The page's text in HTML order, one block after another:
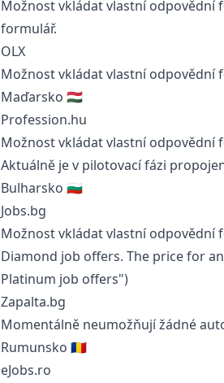
Možnost vkládat vlastní odpovědní
formulář.
OLX
Možnost vkládat vlastní odpovědní
Maďarsko 🇭🇺
Profession.hu
Možnost vkládat vlastní odpovědní
Aktuálně je v pilotovací fázi
Bulharsko 🇧🇬
Jobs.bg
Možnost vkládat vlastní odpovědní
Diamond job offers. The price for
Platinum job offers")
Zapalta.bg
Momentálně neumožňují žádné
Rumunsko 🇷🇴
eJobs.ro